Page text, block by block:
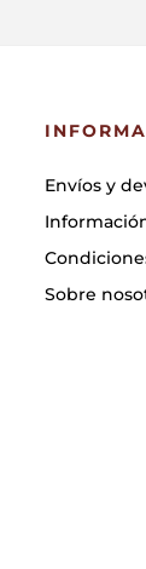
Envíos y
Sobre